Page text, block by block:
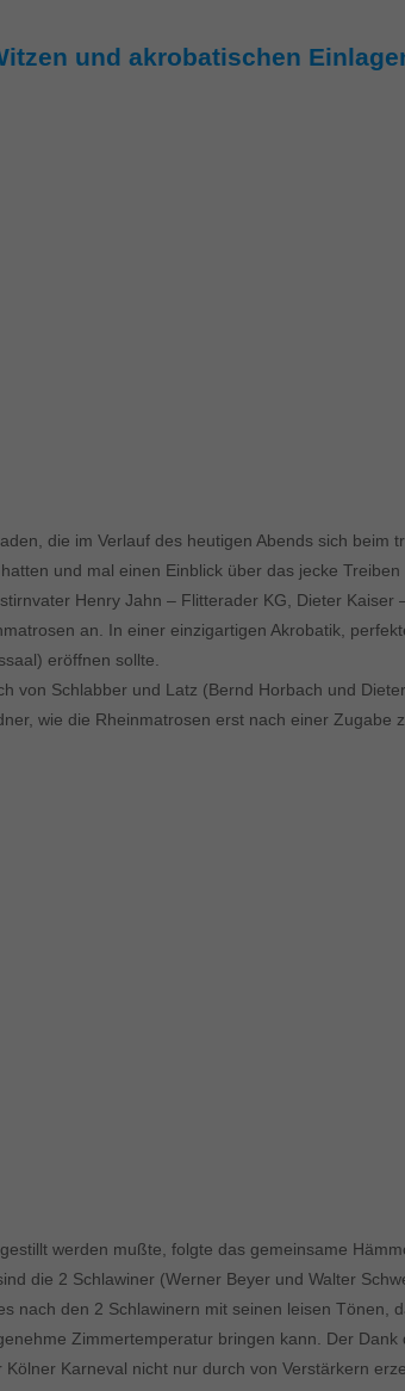
und akrobatischen
die im Verlauf des heutigen Abends sich
und mal einen Einblick über das jecke
Henry Jahn – Flitterader KG, Dieter
an. In einer einzigartigen Akrobatik,
eröffnen sollte.
Schlabber und Latz (Bernd Horbach und
wie die Rheinmatrosen erst nach einer Zugabe
werden mußte, folgte das gemeinsame
2 Schlawiner (Werner Beyer und Walter
nach den 2 Schlawinern mit seinen leisen
Zimmertemperatur bringen kann. Der
Karneval nicht nur durch von Verstärkern